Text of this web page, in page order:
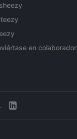
en colaborador